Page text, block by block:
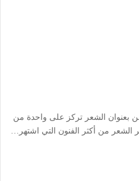
بعنوان الشعر تركز على واحدة من
الشعر من أكثر الفنون التي اشتهر…